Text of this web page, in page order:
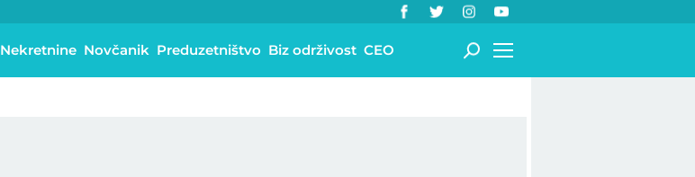
Nekretnine Novčanik Preduzetništvo Biz održivost CEO